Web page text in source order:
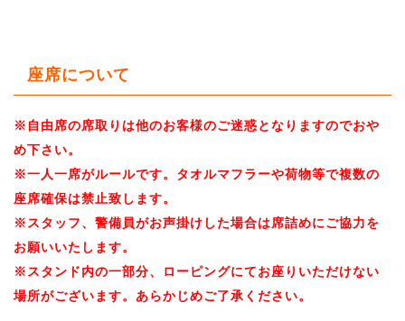
座席について
※自由席の席取りは他のお客様のご迷惑となりますのでおや
め下さい。
※一人一席がルールです。タオルマフラーや荷物等で複数の
座席確保は禁止致します。
※スタッフ、警備員がお声掛けした場合は席詰めにご協力を
お願いいたします。
※スタンド内の一部分、ローピングにてお座りいただけない
場所がございます。あらかじめご了承ください。